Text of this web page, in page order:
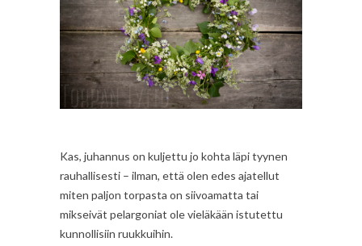
Kas, juhannus on kuljettu jo kohta läpi tyynen
rauhallisesti – ilman, että olen edes ajatellut
miten paljon torpasta on siivoamatta tai
mikseivät pelargoniat ole vieläkään istutettu
kunnollisiin ruukkuihin.